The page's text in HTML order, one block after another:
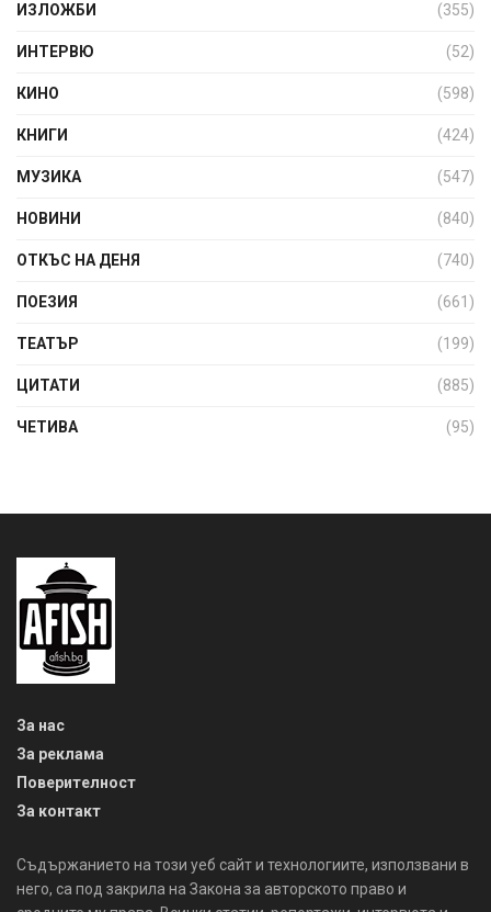
ИЗЛОЖБИ (355)
ИНТЕРВЮ (52)
КИНО (598)
КНИГИ (424)
МУЗИКА (547)
НОВИНИ (840)
ОТКЪС НА ДЕНЯ (740)
ПОЕЗИЯ (661)
ТЕАТЪР (199)
ЦИТАТИ (885)
ЧЕТИВА (95)
За нас
За реклама
Поверителност
За контакт
Съдържанието на този уеб сайт и технологиите, използвани в
него, са под закрила на Закона за авторското право и